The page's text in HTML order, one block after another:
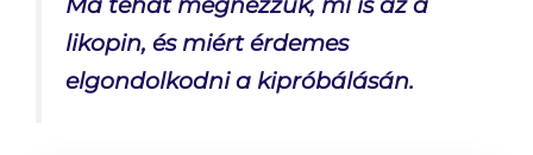
likopin, és miért érdemes
elgondolkodni a kipróbálásán.